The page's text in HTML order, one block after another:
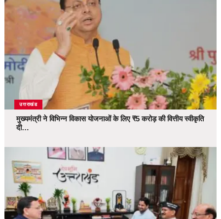
उत्तराखंड
मुख्यमंत्री ने विभिन्न विकास योजनाओं के लिए ₹5 करोड़ की वित्तीय स्वीकृति
दी…